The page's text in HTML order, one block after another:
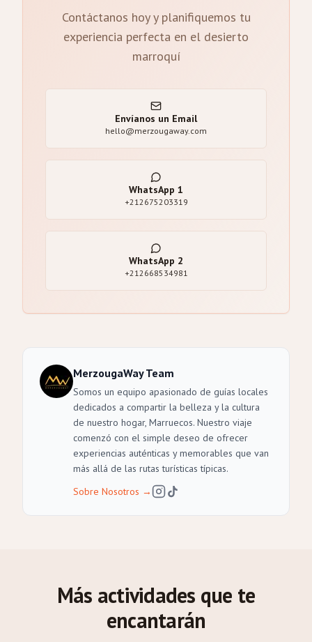
Contáctanos hoy y planifiquemos tu
experiencia perfecta en el desierto
marroquí
Envíanos un Email
hello@merzougaway.com
WhatsApp 1
+212675203319
WhatsApp 2
+212668534981
MerzougaWay Team
Somos un equipo apasionado de guías locales
dedicados a compartir la belleza y la cultura
de nuestro hogar, Marruecos. Nuestro viaje
comenzó con el simple deseo de ofrecer
experiencias auténticas y memorables que van
más allá de las rutas turísticas típicas.
Sobre Nosotros →
Más actividades que te
encantarán